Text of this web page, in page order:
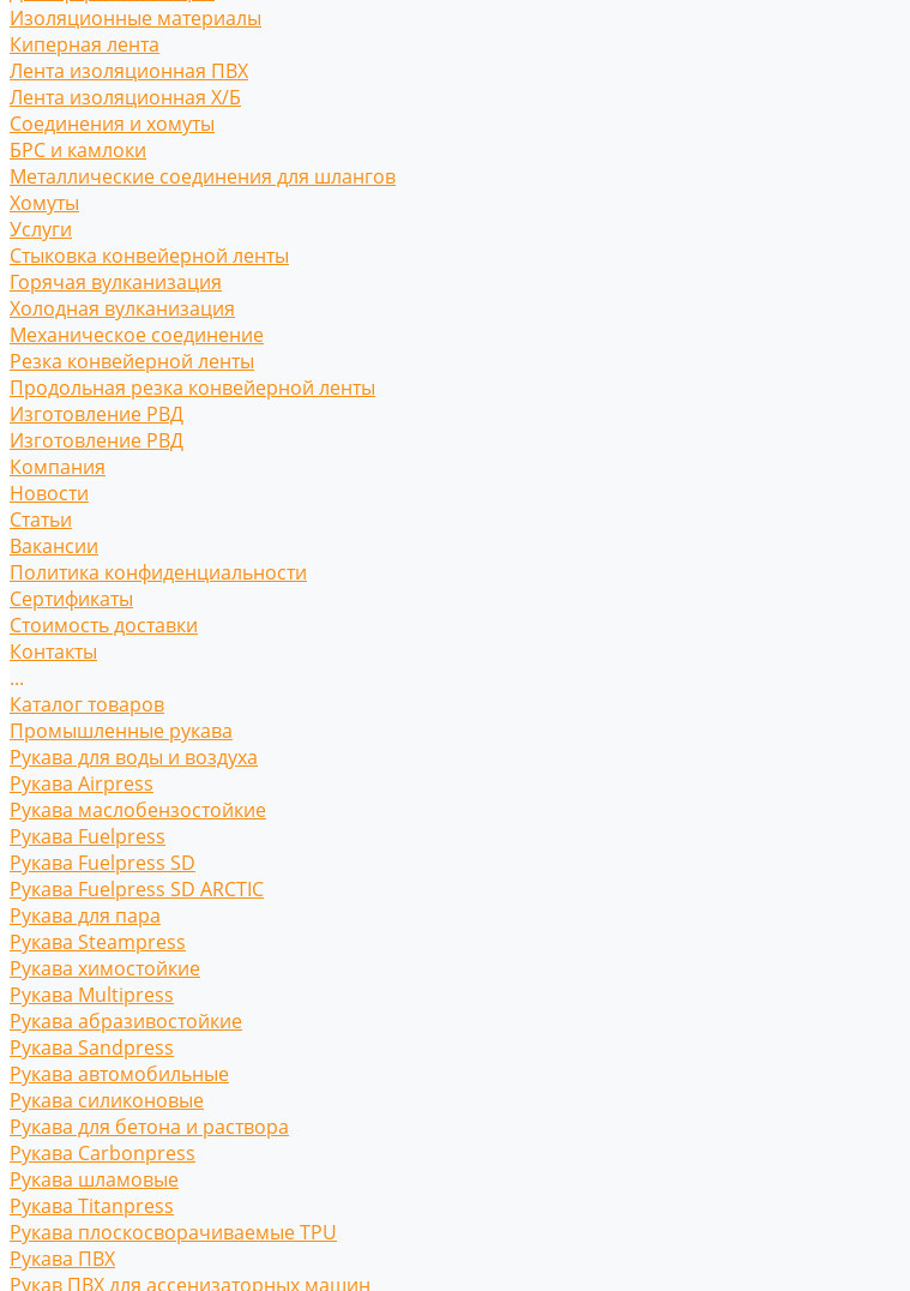
Изоляционные материалы
Киперная лента
Лента изоляционная ПВХ
Лента изоляционная Х/Б
Соединения и хомуты
БРС и камлоки
Металлические соединения для шлангов
Хомуты
Услуги
Стыковка конвейерной ленты
Горячая вулканизация
Холодная вулканизация
Механическое соединение
Резка конвейерной ленты
Продольная резка конвейерной ленты
Изготовление РВД
Изготовление РВД
Компания
Новости
Статьи
Вакансии
Политика конфиденциальности
Сертификаты
Стоимость доставки
Контакты
...
Каталог товаров
Промышленные рукава
Рукава для воды и воздуха
Рукава Airpress
Рукава маслобензостойкие
Рукава Fuelpress
Рукава Fuelpress SD
Рукава Fuelpress SD ARCTIC
Рукава для пара
Рукава Steampress
Рукава химостойкие
Рукава Multipress
Рукава абразивостойкие
Рукава Sandpress
Рукава автомобильные
Рукава силиконовые
Рукава для бетона и раствора
Рукава Carbonpress
Рукава шламовые
Рукава Titanpress
Рукава плоскосворачиваемые TPU
Рукава ПВХ
Рукав ПВХ для ассенизаторных машин